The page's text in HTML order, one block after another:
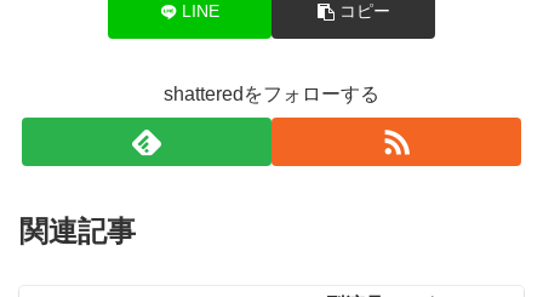
LINE コピー
shatteredをフォローする
関連記事